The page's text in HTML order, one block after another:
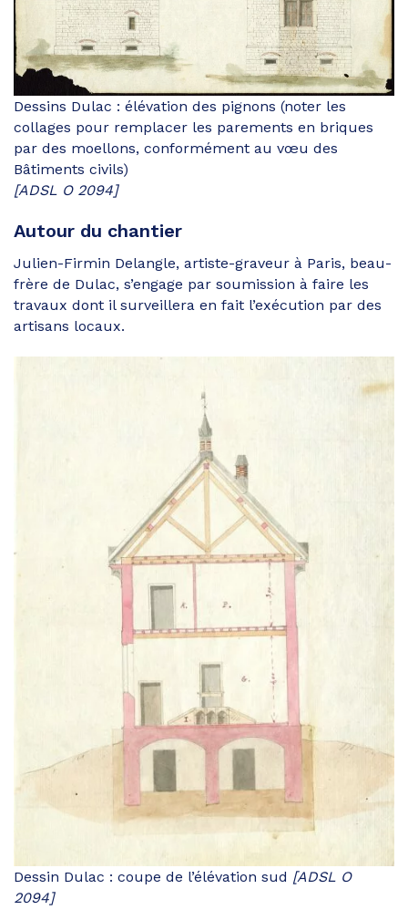
Dessins Dulac : élévation des pignons (noter les
collages pour remplacer les parements en briques
par des moellons, conformément au vœu des
Bâtiments civils)
[ADSL O 2094]
Autour du chantier
Julien-Firmin Delangle, artiste-graveur à Paris, beau-
frère de Dulac, s’engage par soumission à faire les
travaux dont il surveillera en fait l’exécution par des
artisans locaux.
Dessin Dulac : coupe de l’élévation sud [ADSL O
2094]